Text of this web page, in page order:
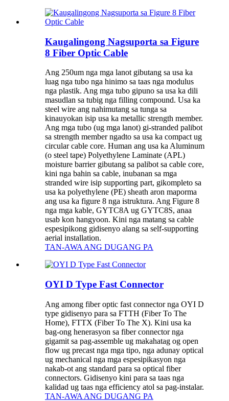
Kaugalingong Nagsuporta sa Figure
8 Fiber Optic Cable
Ang 250um nga mga lanot gibutang sa usa ka
luag nga tubo nga hinimo sa taas nga modulus
nga plastik. Ang mga tubo gipuno sa usa ka dili
masudlan sa tubig nga filling compound. Usa ka
steel wire ang nahimutang sa tunga sa
kinauyokan isip usa ka metallic strength member.
Ang mga tubo (ug mga lanot) gi-stranded palibot
sa strength member ngadto sa usa ka compact ug
circular cable core. Human ang usa ka Aluminum
(o steel tape) Polyethylene Laminate (APL)
moisture barrier gibutang sa palibot sa cable core,
kini nga bahin sa cable, inubanan sa mga
stranded wire isip supporting part, gikompleto sa
usa ka polyethylene (PE) sheath aron maporma
ang usa ka figure 8 nga istruktura. Ang Figure 8
nga mga kable, GYTC8A ug GYTC8S, anaa
usab kon hangyoon. Kini nga matang sa cable
espesipikong gidisenyo alang sa self-supporting
aerial installation.
TAN-AWA ANG DUGANG PA
OYI D Type Fast Connector
Ang among fiber optic fast connector nga OYI D
type gidisenyo para sa FTTH (Fiber To The
Home), FTTX (Fiber To The X). Kini usa ka
bag-ong henerasyon sa fiber connector nga
gigamit sa pag-assemble ug makahatag og open
flow ug precast nga mga tipo, nga adunay optical
ug mechanical nga mga espesipikasyon nga
nakab-ot ang standard para sa optical fiber
connectors. Gidisenyo kini para sa taas nga
kalidad ug taas nga efficiency atol sa pag-instalar.
TAN-AWA ANG DUGANG PA